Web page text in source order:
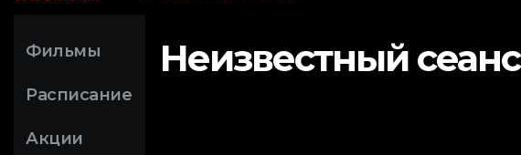
Фильмы
Расписание
Акции
Неизвестный сеанс